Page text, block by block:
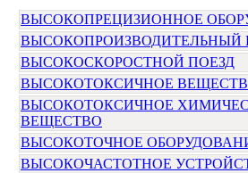
ВЫСОКОПРЕЦИЗИОННОЕ
ВЫСОКОПРОИЗВОДИТЕЛЬНЫЙ
ВЫСОКОСКОРОСТНОЙ ПОЕЗД
ВЫСОКОТОКСИЧНОЕ
ВЫСОКОТОКСИЧНОЕ
ВЕЩЕСТВО
ВЫСОКОТОЧНОЕ
ВЫСОКОЧАСТОТНОЕ